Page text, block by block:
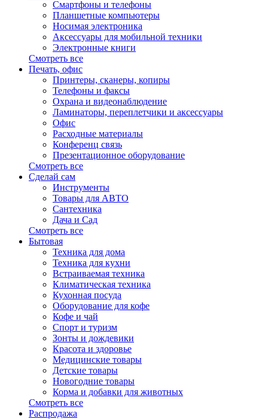
Смартфоны и телефоны
Планшетные компьютеры
Носимая электроника
Аксессуары для мобильной техники
Электронные книги
Смотреть все
Печать, офис
Принтеры, сканеры, копиры
Телефоны и факсы
Охрана и видеонаблюдение
Ламинаторы, переплетчики и аксессуары
Офис
Расходные материалы
Конференц связь
Презентационное оборудование
Смотреть все
Сделай сам
Инструменты
Товары для АВТО
Сантехника
Дача и Сад
Смотреть все
Бытовая
Техника для дома
Техника для кухни
Встраиваемая техника
Климатическая техника
Кухонная посуда
Оборудование для кофе
Кофе и чай
Спорт и туризм
Зонты и дождевики
Красота и здоровье
Медицинские товары
Детские товары
Новогодние товары
Корма и добавки для животных
Смотреть все
Распродажа